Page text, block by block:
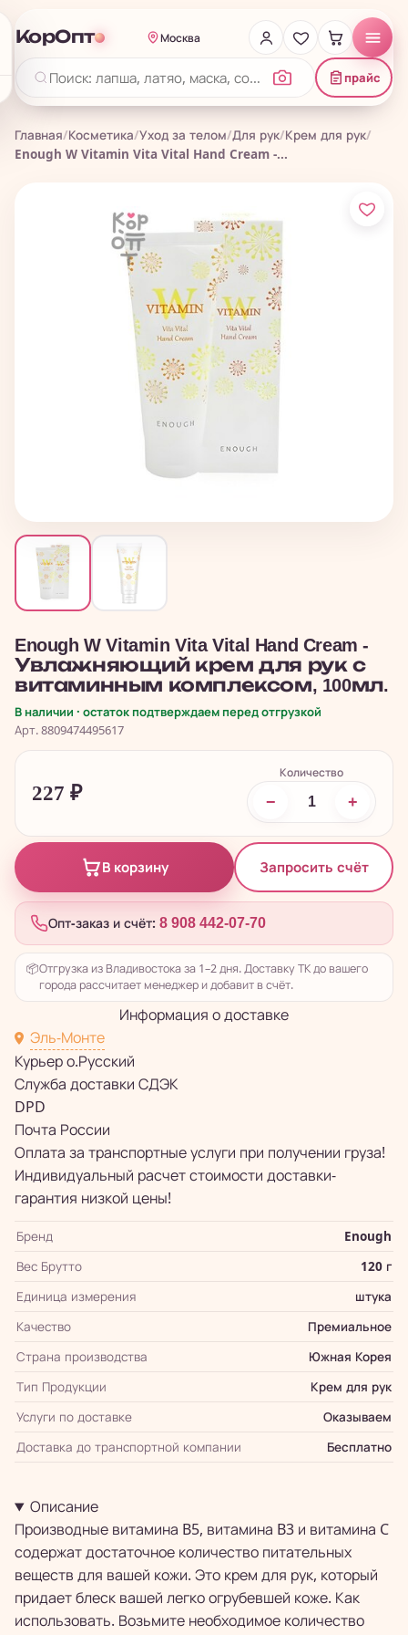
КорОпт Москва
прайс
Главная/Косметика/Уход за телом/Для рук/Крем для рук/
Enough W Vitamin Vita Vital Hand Cream -...
Enough W Vitamin Vita Vital Hand Cream -
Увлажняющий крем для рук с
витаминным комплексом, 100мл.
В наличии · остаток подтверждаем перед отгрузкой
Арт. 8809474495617
227 ₽
Количество
− +
В корзину Запросить счёт
Опт-заказ и счёт: 8 908 442-07-70
📦Отгрузка из Владивостока за 1–2 дня. Доставку ТК до вашего
города рассчитает менеджер и добавит в счёт.
Информация о доставке
Эль-Монте
Курьер о.Русский
Служба доставки СДЭК
DPD
Почта России
Оплата за транспортные услуги при получении груза!
Индивидуальный расчет стоимости доставки-
гарантия низкой цены!
Бренд
Enough
Вес Брутто
120 г
Единица измерения
штука
Качество
Премиальное
Страна производства
Южная Корея
Тип Продукции
Крем для рук
Услуги по доставке
Оказываем
Доставка до транспортной компании
Бесплатно
Описание
Производные витамина B5, витамина B3 и витамина C
содержат достаточное количество питательных
веществ для вашей кожи. Это крем для рук, который
придает блеск вашей легко огрубевшей коже. Как
использовать. Возьмите необходимое количество